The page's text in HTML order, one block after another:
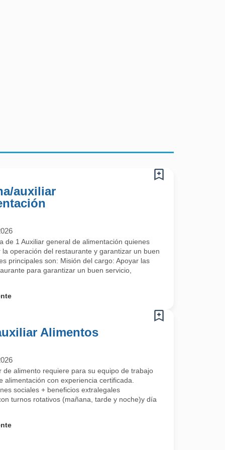
cliente.
auxiliar
de 1 Auxiliar general de alimentación quienes
operación del restaurante y garantizar un buen
principales son: Misión del cargo: Apoyar las
para garantizar un buen servicio,
ejecutar labores de limpieza en las áreas asignadas de
y dosificación.
Alimentos
de alimento requiere para su equipo de trabajo
alimentación con experiencia certificada.
sociales + beneficios extralegales
turnos rotativos (mañana, tarde y noche)y día